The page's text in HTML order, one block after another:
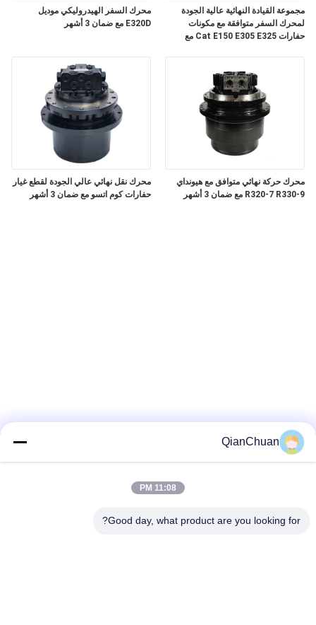
محرك السفر الهيدروليكي موديل
E320D مع ضمان 3 أشهر
مجموعة القيادة النهائية عالية الجودة
لمحرك السفر متوافقة مع مكونات
حفارات Cat E150 E305 E325 مع
محرك نقل نهائي عالي الجودة لقطع غيار
حفارات كوم اتسو مع ضمان 3 أشهر
محرك حركة نهائي متوافق مع هيونداي
R320-7 R330-9 مع ضمان 3 أشهر
QianChuan
11:08 PM
Good day, what product are you looking for?